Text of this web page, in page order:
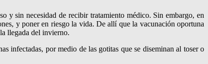
y sin necesidad de recibir tratamiento médico. Sin embargo, en
y poner en riesgo la vida. De allí que la vacunación oportuna
llegada del invierno.
infectadas, por medio de las gotitas que se diseminan al toser o